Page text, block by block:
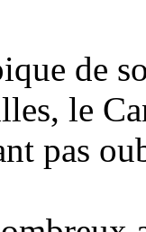
de
le
pas